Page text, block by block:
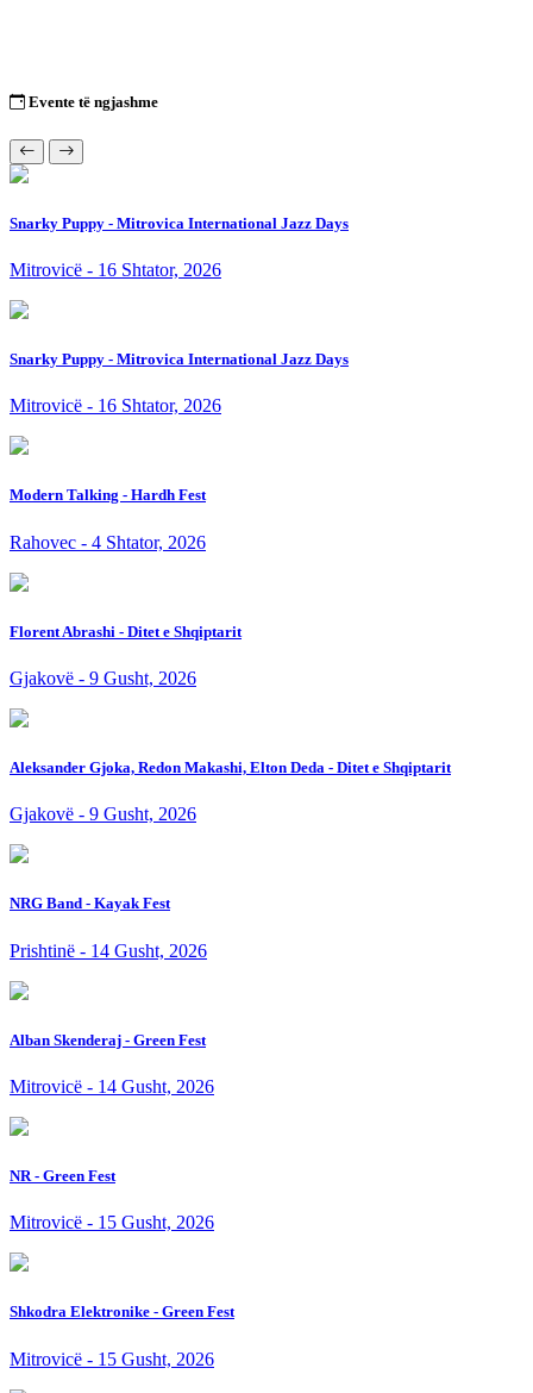
Evente të ngjashme
Snarky Puppy - Mitrovica International Jazz Days
Mitrovicë - 16 Shtator, 2026
Snarky Puppy - Mitrovica International Jazz Days
Mitrovicë - 16 Shtator, 2026
Modern Talking - Hardh Fest
Rahovec - 4 Shtator, 2026
Florent Abrashi - Ditet e Shqiptarit
Gjakovë - 9 Gusht, 2026
Aleksander Gjoka, Redon Makashi, Elton Deda - Ditet e Shqiptarit
Gjakovë - 9 Gusht, 2026
NRG Band - Kayak Fest
Prishtinë - 14 Gusht, 2026
Alban Skenderaj - Green Fest
Mitrovicë - 14 Gusht, 2026
NR - Green Fest
Mitrovicë - 15 Gusht, 2026
Shkodra Elektronike - Green Fest
Mitrovicë - 15 Gusht, 2026